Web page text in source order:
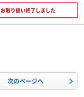
お取り扱い終了しました
次のページへ